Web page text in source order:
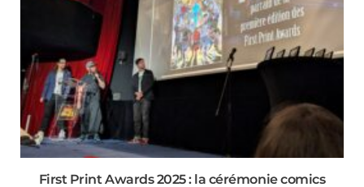
First Print Awards 2025 : la cérémonie comics